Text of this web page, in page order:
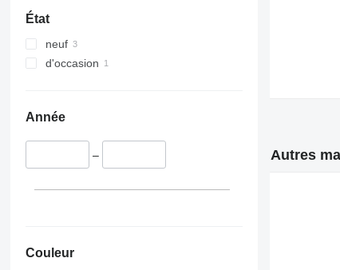
État
neuf
d'occasion
Année
–
Couleur
Autres